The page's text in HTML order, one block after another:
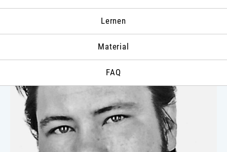
Lernen
Material
FAQ